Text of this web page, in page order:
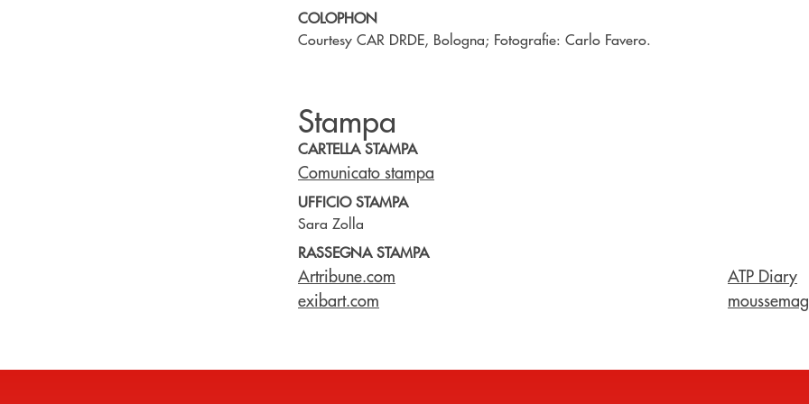
COLOPHON
Courtesy CAR DRDE, Bologna; Fotografie: Carlo Favero.
Stampa
CARTELLA STAMPA
Comunicato stampa
UFFICIO STAMPA
Sara Zolla
RASSEGNA STAMPA
Artribune.com
exibart.com
ATP Diary